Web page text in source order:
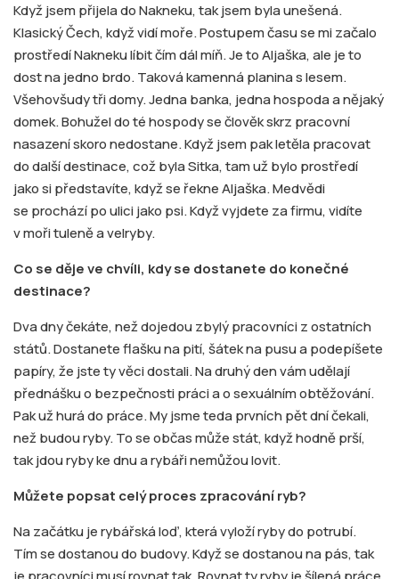
Když jsem přijela do Nakneku, tak jsem byla unešená.
Klasický Čech, když vidí moře. Postupem času se mi začalo
prostředí Nakneku líbit čím dál míň. Je to Aljaška, ale je to
dost na jedno brdo. Taková kamenná planina s lesem.
Všehovšudy tři domy. Jedna banka, jedna hospoda a nějaký
domek. Bohužel do té hospody se člověk skrz pracovní
nasazení skoro nedostane. Když jsem pak letěla pracovat
do další destinace, což byla Sitka, tam už bylo prostředí
jako si představíte, když se řekne Aljaška. Medvědi
se prochází po ulici jako psi. Když vyjdete za firmu, vidíte
v moři tuleně a velryby.
Co se děje ve chvíli, kdy se dostanete do konečné
destinace?
Dva dny čekáte, než dojedou zbylý pracovníci z ostatních
států. Dostanete flašku na pití, šátek na pusu a podepíšete
papíry, že jste ty věci dostali. Na druhý den vám udělají
přednášku o bezpečnosti práci a o sexuálním obtěžování.
Pak už hurá do práce. My jsme teda prvních pět dní čekali,
než budou ryby. To se občas může stát, když hodně prší,
tak jdou ryby ke dnu a rybáři nemůžou lovit.
Můžete popsat celý proces zpracování ryb?
Na začátku je rybářská loď, která vyloží ryby do potrubí.
Tím se dostanou do budovy. Když se dostanou na pás, tak